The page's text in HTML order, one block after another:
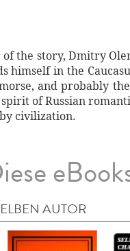
the story, Dmitry
himself in the
and probably
spirit of Russian
civilization.
AUTOR